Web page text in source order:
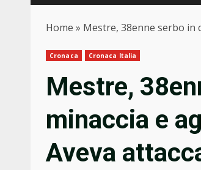
Home » Mestre, 38enne serbo in
Cronaca Cronaca Italia
Mestre,
minaccia e
Aveva